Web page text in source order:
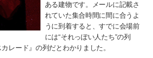
ある建物です。メールに記載さ
れていた集合時間に間に合うよ
うに到着すると、すでに会場前
には“それっぽい人たち”の列
レード』の列だとわかりました。